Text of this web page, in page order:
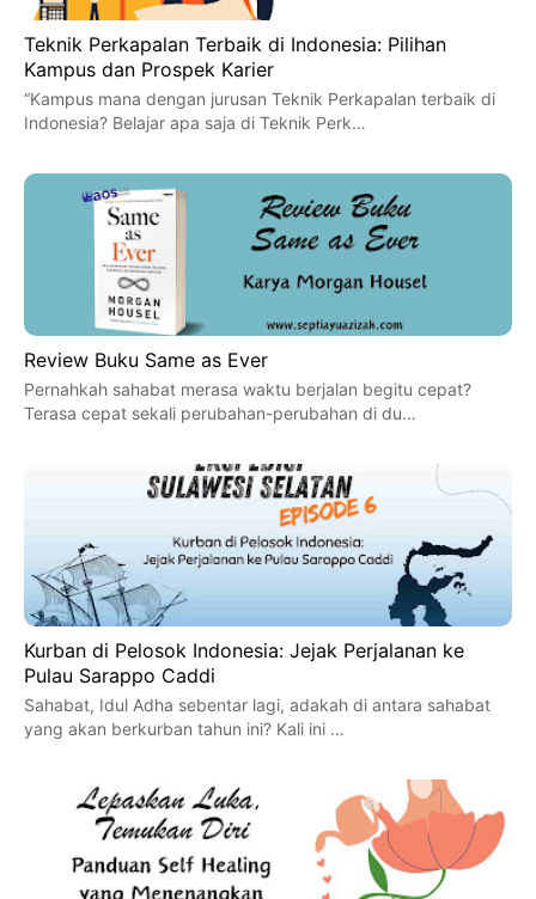
Teknik Perkapalan Terbaik di Indonesia: Pilihan
Kampus dan Prospek Karier
“Kampus mana dengan jurusan Teknik Perkapalan terbaik di
Indonesia? Belajar apa saja di Teknik Perk…
Review Buku Same as Ever
Pernahkah sahabat merasa waktu berjalan begitu cepat?
Terasa cepat sekali perubahan-perubahan di du…
Kurban di Pelosok Indonesia: Jejak Perjalanan ke
Pulau Sarappo Caddi
Sahabat, Idul Adha sebentar lagi, adakah di antara sahabat
yang akan berkurban tahun ini? Kali ini …